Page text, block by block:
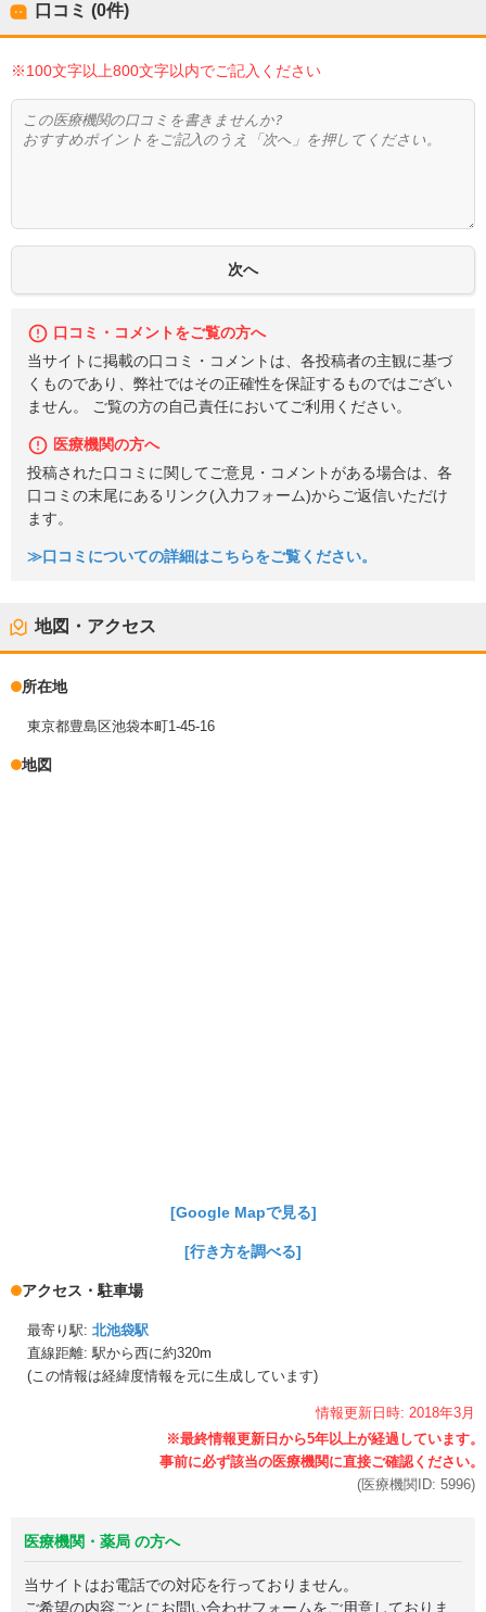
口コミ (0件)
※100文字以上800文字以内でご記入ください
口コミ・コメントをご覧の方へ
当サイトに掲載の口コミ・コメントは、各投稿者の主観に基づ
くものであり、弊社ではその正確性を保証するものではござい
ません。 ご覧の方の自己責任においてご利用ください。
医療機関の方へ
投稿された口コミに関してご意見・コメントがある場合は、各
口コミの末尾にあるリンク(入力フォーム)からご返信いただけ
ます。
≫口コミについての詳細はこちらをご覧ください。
地図・アクセス
所在地
東京都豊島区池袋本町1-45-16
地図
[Google Mapで見る]
[行き方を調べる]
アクセス・駐車場
最寄り駅: 北池袋駅
直線距離: 駅から西に約320m
(この情報は経緯度情報を元に生成しています)
情報更新日時: 2018年3月
(医療機関ID: 5996)
医療機関・薬局 の方へ
当サイトはお電話での対応を行っておりません。
ご希望の内容ごとにお問い合わせフォームをご用意しておりま